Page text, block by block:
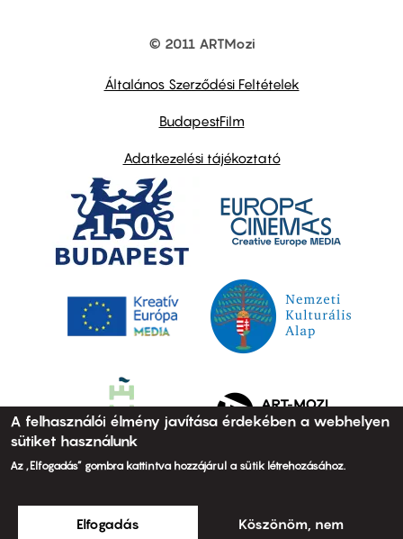
© 2011 ARTMozi
Általános Szerződési Feltételek
BudapestFilm
Adatkezelési tájékoztató
A felhasználói élmény javítása érdekében a webhelyen
sütiket használunk
Az „Elfogadás” gombra kattintva hozzájárul a sütik létrehozásához.
Elfogadás Köszönöm, nem